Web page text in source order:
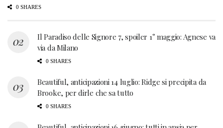
0 SHARES
Il Paradiso delle Signore 7, spoiler 1° maggio: Agnese va
via da Milano
0 SHARES
Beautiful, anticipazioni 14 luglio: Ridge si precipita da
Brooke, per dirle che sa tutto
0 SHARES